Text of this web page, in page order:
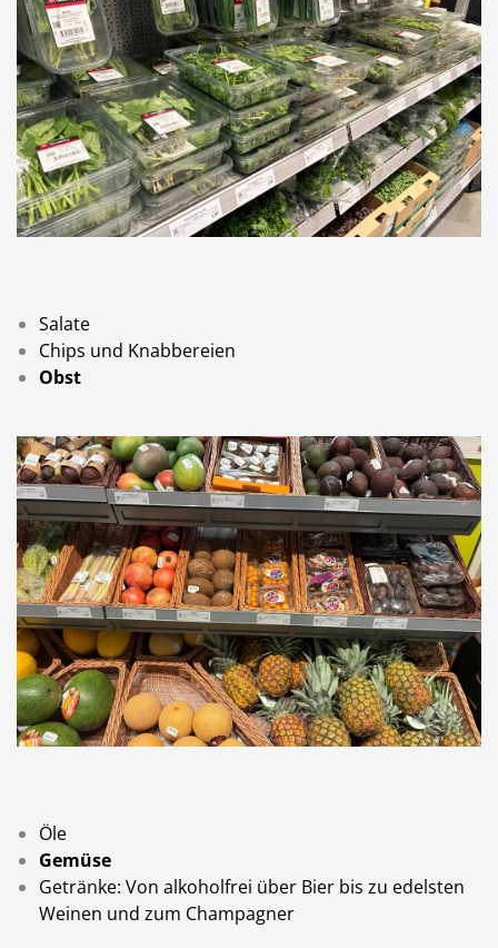
Salate
Chips und Knabbereien
Obst
Öle
Gemüse
Getränke: Von alkoholfrei über Bier bis zu edelsten
Weinen und zum Champagner